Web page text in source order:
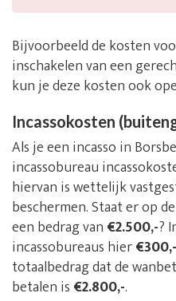
Bijvoorbeeld de kosten
inschakelen van een
kun je deze kosten ook
Incassokosten
Als je een incasso in
incassobureau
hiervan is wettelijk
beschermen. Staat er op
een bedrag van €2.500,-?
incassobureaus hier€300,-
totaalbedrag dat de
betalen is €2.800,-.